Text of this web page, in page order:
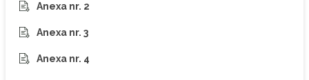
Anexa nr. 2
Anexa nr. 3
Anexa nr. 4